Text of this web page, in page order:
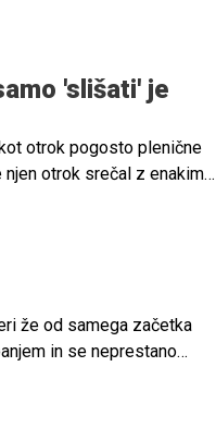
'slišati' je
otrok pogosto plenične
otrok srečal z enakimi
že od samega začetka
in se neprestano